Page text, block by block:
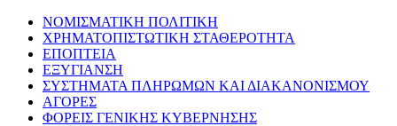
ΝΟΜΙΣΜΑΤΙΚΗ ΠΟΛΙΤΙΚΗ
ΧΡΗΜΑΤΟΠΙΣΤΩΤΙΚΗ ΣΤΑΘΕΡΟΤΗΤΑ
ΕΠΟΠΤΕΙΑ
ΕΞΥΓΙΑΝΣΗ
ΣΥΣΤΗΜΑΤΑ ΠΛΗΡΩΜΩΝ ΚΑΙ ΔΙΑΚΑΝΟΝΙΣΜΟΥ
ΑΓΟΡΕΣ
ΦΟΡΕΙΣ ΓΕΝΙΚΗΣ ΚΥΒΕΡΝΗΣΗΣ